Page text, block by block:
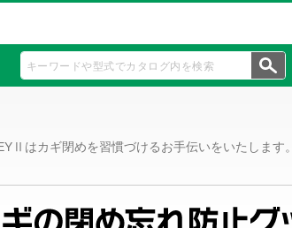
はカギ閉めを習慣づけるお手伝いをいたします。